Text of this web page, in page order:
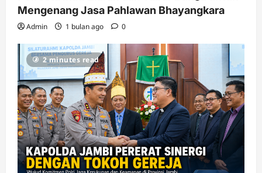
Mengenang Jasa Pahlawan Bhayangkara
Admin 1 bulan ago 0
2 minutes read